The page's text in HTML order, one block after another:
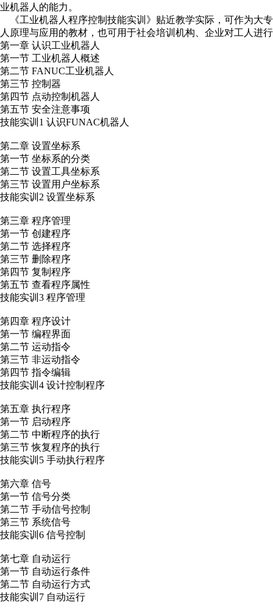
业机器人的能力。
《工业机器人程序控制技能实训》贴近教学实际，可作为大
人原理与应用的教材，也可用于社会培训机构、企业对工人进
第一章 认识工业机器人
第一节 工业机器人概述
第二节 FANUC工业机器人
第三节 控制器
第四节 点动控制机器人
第五节 安全注意事项
技能实训1 认识FUNAC机器人
第二章 设置坐标系
第一节 坐标系的分类
第二节 设置工具坐标系
第三节 设置用户坐标系
技能实训2 设置坐标系
第三章 程序管理
第一节 创建程序
第二节 选择程序
第三节 删除程序
第四节 复制程序
第五节 查看程序属性
技能实训3 程序管理
第四章 程序设计
第一节 编程界面
第二节 运动指令
第三节 非运动指令
第四节 指令编辑
技能实训4 设计控制程序
第五章 执行程序
第一节 启动程序
第二节 中断程序的执行
第三节 恢复程序的执行
技能实训5 手动执行程序
第六章 信号
第一节 信号分类
第二节 手动信号控制
第三节 系统信号
技能实训6 信号控制
第七章 自动运行
第一节 自动运行条件
第二节 自动运行方式
技能实训7 自动运行